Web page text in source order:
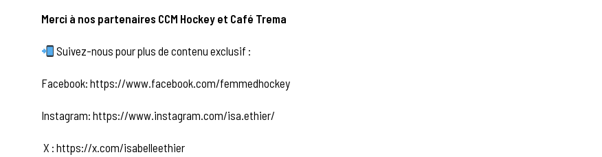
Merci à nos partenaires CCM Hockey et Café Trema
Suivez-nous pour plus de contenu exclusif :
Facebook: https://www.facebook.com/femmedhockey
Instagram: https://www.instagram.com/isa.ethier/
X : https://x.com/isabelleethier